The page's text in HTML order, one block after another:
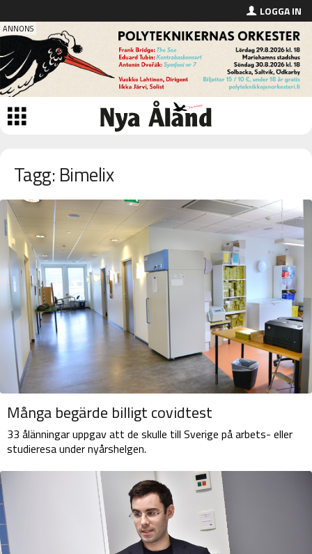
LOGGA IN
Tagg: Bimelix
Många begärde billigt covidtest
33 ålänningar uppgav att de skulle till Sverige på arbets- eller
studieresa under nyårshelgen.